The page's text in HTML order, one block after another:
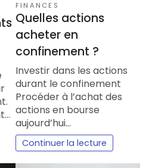
FINANCES
Quelles actions
acheter en
confinement ?
Investir dans les actions
durant le confinement
Procéder à l’achat des
actions en bourse
aujourd’hui…
Continuer la lecture